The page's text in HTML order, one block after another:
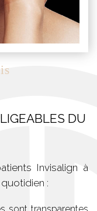
DU
Invisalign à
: